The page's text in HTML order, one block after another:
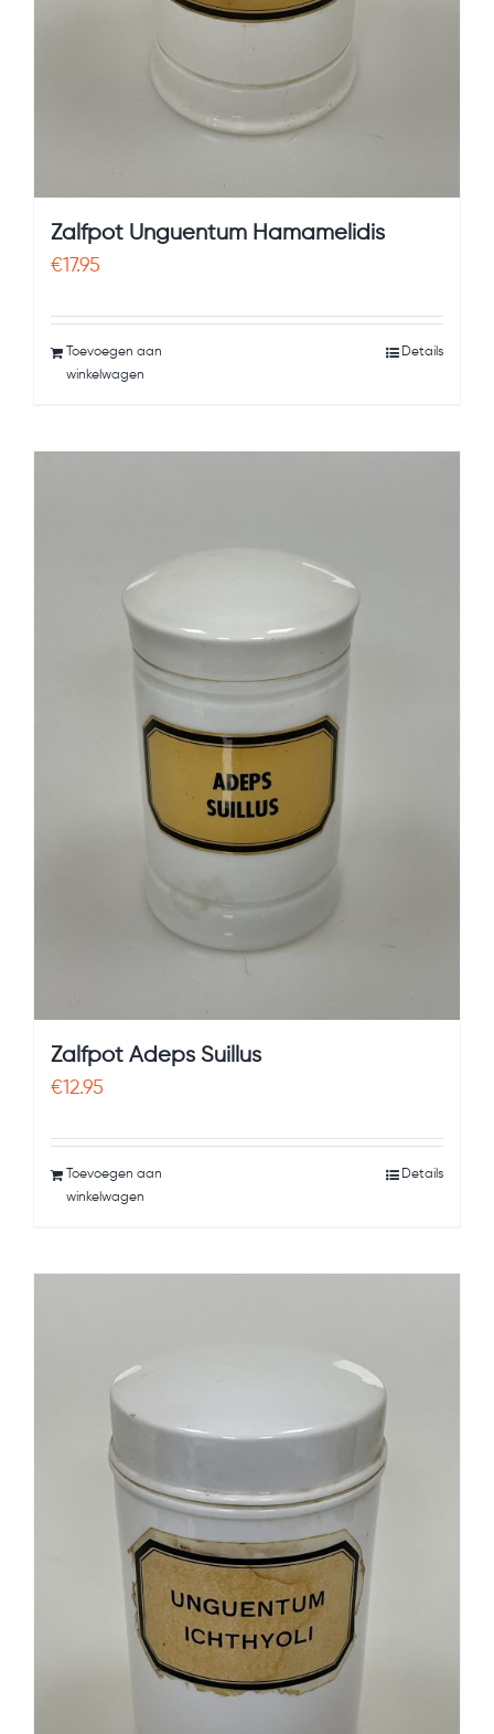
Zalfpot Unguentum Hamamelidis
€17.95
Toevoegen aan
winkelwagen
Details
Zalfpot Adeps Suillus
€12.95
Toevoegen aan
winkelwagen
Details